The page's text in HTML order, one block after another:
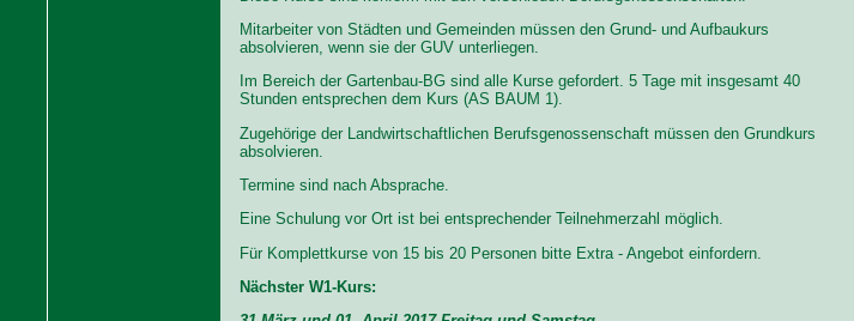
Mitarbeiter von Städten und Gemeinden müssen den Grund- und Aufbaukurs
absolvieren, wenn sie der GUV unterliegen.
Im Bereich der Gartenbau-BG sind alle Kurse gefordert. 5 Tage mit insgesamt 40
Stunden entsprechen dem Kurs (AS BAUM 1).
Zugehörige der Landwirtschaftlichen Berufsgenossenschaft müssen den Grundkurs
absolvieren.
Termine sind nach Absprache.
Eine Schulung vor Ort ist bei entsprechender Teilnehmerzahl möglich.
Für Komplettkurse von 15 bis 20 Personen bitte Extra - Angebot einfordern.
Nächster W1-Kurs: